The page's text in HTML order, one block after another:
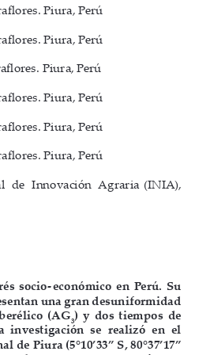
Piura, Perú
Piura, Perú
Piura, Perú
Piura, Perú
Piura, Perú
Piura, Perú
de  Innovación  Agraria  (INIA),
socio-  económico  en  Perú.  Su
una gran desuniformidad
(AG3)  y  dos  tiempos  de
investigación  se  realizó  en  el
Piura (5°10’33” S, 80°37’17”